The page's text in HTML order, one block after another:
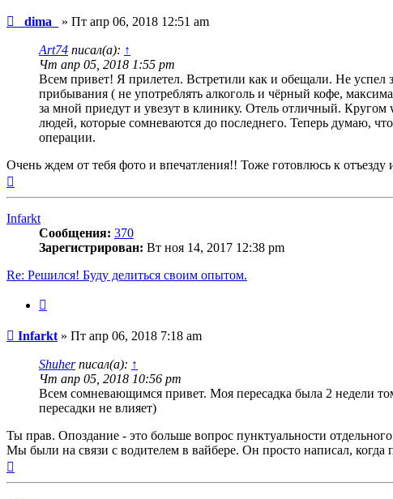
Сообщение
_dima_ » Пт апр 06, 2018 12:51 am
Art74 писал(а): ↑
Чт апр 05, 2018 1:55 pm
Всем привет! Я прилетел. Встретили как и обещали. Не успел
прибывания ( не употреблять алкоголь и чёрный кофе,
за мной приедут и увезут в клинику. Отель отличный. Кругом
людей, которые сомневаются до последнего. Теперь думаю,
операции.
Очень ждем от тебя фото и впечатления!! Тоже готовлюсь к отъезду
Infarkt
Сообщения: 370
Зарегистрирован: Вт ноя 14, 2017 12:38 pm
Re: Решился! Буду делиться своим опытом.
Сообщение
Infarkt » Пт апр 06, 2018 7:18 am
Shuherписал(а): ↑
Чт апр 05, 2018 10:56 pm
Всем сомневающимся привет. Моя пересадка была 2 недели
пересадки не влияет)
Ты прав. Опоздание - это больше вопрос пунктуальности
Мы были на связи с водителем в вайбере. Он просто написал, когда